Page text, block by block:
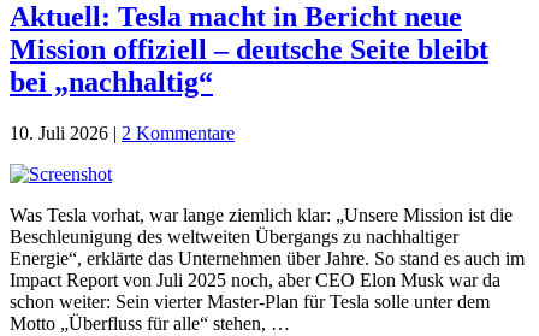
Aktuell: Tesla macht in Bericht neue
Mission offiziell – deutsche Seite bleibt
bei „nachhaltig“
10. Juli 2026 | 2 Kommentare
Was Tesla vorhat, war lange ziemlich klar: „Unsere Mission ist die
Beschleunigung des weltweiten Übergangs zu nachhaltiger
Energie“, erklärte das Unternehmen über Jahre. So stand es auch im
Impact Report von Juli 2025 noch, aber CEO Elon Musk war da
schon weiter: Sein vierter Master-Plan für Tesla solle unter dem
Motto „Überfluss für alle“ stehen, …